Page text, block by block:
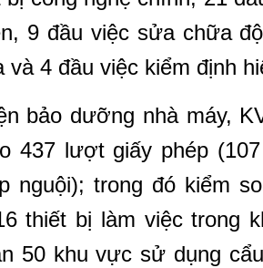
9 đầu việc sửa chữa
4 đầu việc kiểm định
bảo dưỡng nhà máy,
437 lượt giấy phép
nguội); trong đó kiểm
thiết bị làm việc trong
50 khu vực sử dụng